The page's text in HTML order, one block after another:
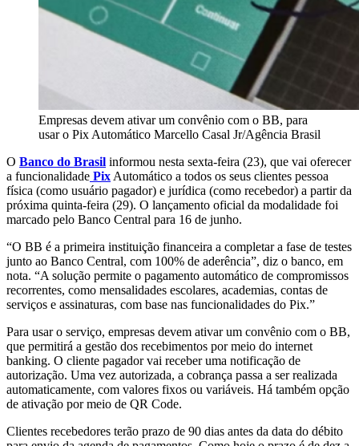
Empresas devem ativar um convênio com o BB, para
usar o Pix Automático Marcello Casal Jr/Agência Brasil
O Banco do Brasil informou nesta sexta-feira (23), que vai oferecer
a funcionalidade Pix Automático a todos os seus clientes pessoa
física (como usuário pagador) e jurídica (como recebedor) a partir da
próxima quinta-feira (29). O lançamento oficial da modalidade foi
marcado pelo Banco Central para 16 de junho.
“O BB é a primeira instituição financeira a completar a fase de testes
junto ao Banco Central, com 100% de aderência”, diz o banco, em
nota. “A solução permite o pagamento automático de compromissos
recorrentes, como mensalidades escolares, academias, contas de
serviços e assinaturas, com base nas funcionalidades do Pix.”
Para usar o serviço, empresas devem ativar um convênio com o BB,
que permitirá a gestão dos recebimentos por meio do internet
banking. O cliente pagador vai receber uma notificação de
autorização. Uma vez autorizada, a cobrança passa a ser realizada
automaticamente, com valores fixos ou variáveis. Há também opção
de ativação por meio de QR Code.
Clientes recebedores terão prazo de 90 dias antes da data do débito